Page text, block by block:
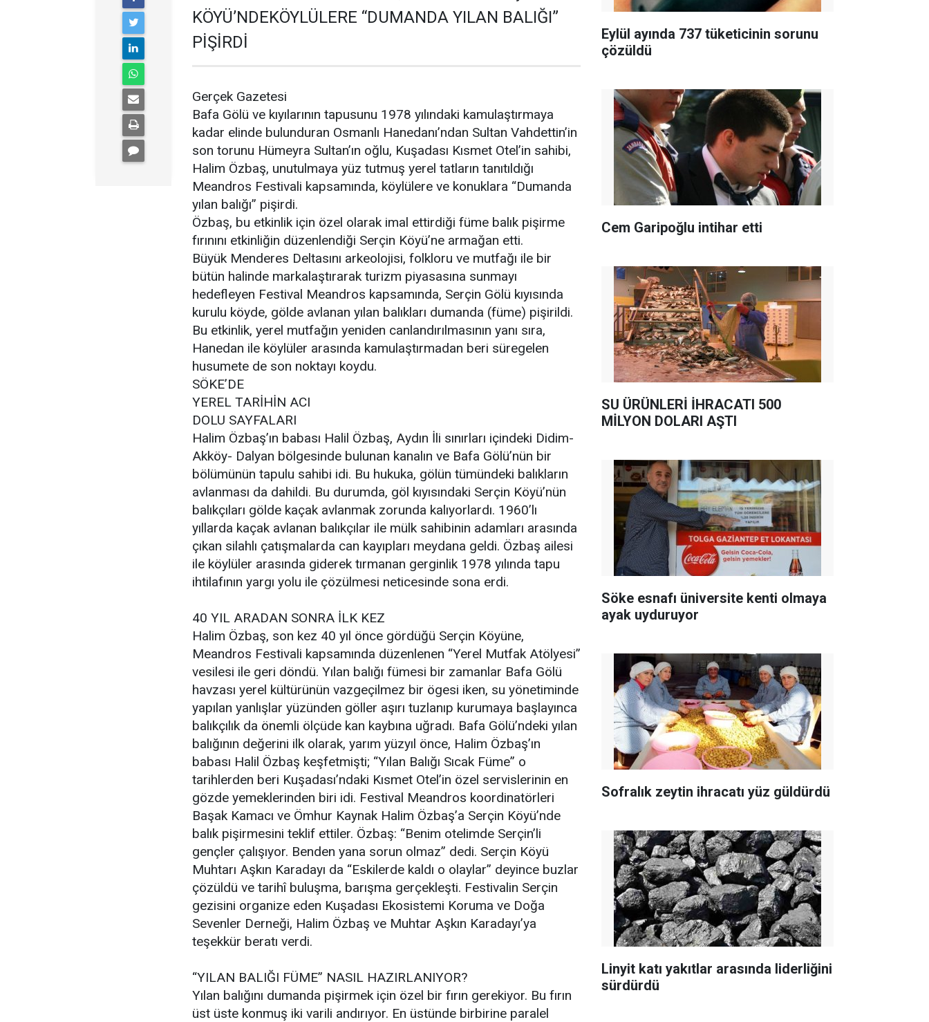
KÖYÜ’NDEKÖYLÜLERE “DUMANDA YILAN BALIĞI”
PİŞİRDİ
Gerçek Gazetesi
Bafa Gölü ve kıyılarının tapusunu 1978 yılındaki kamulaştırmaya
kadar elinde bulunduran Osmanlı Hanedanı’ndan Sultan Vahdettin’in
son torunu Hümeyra Sultan’ın oğlu, Kuşadası Kısmet Otel’in sahibi,
Halim Özbaş, unutulmaya yüz tutmuş yerel tatların tanıtıldığı
Meandros Festivali kapsamında, köylülere ve konuklara “Dumanda
yılan balığı” pişirdi.
Özbaş, bu etkinlik için özel olarak imal ettirdiği füme balık pişirme
fırınını etkinliğin düzenlendiği Serçin Köyü’ne armağan etti.
Büyük Menderes Deltasını arkeolojisi, folkloru ve mutfağı ile bir
bütün halinde markalaştırarak turizm piyasasına sunmayı
hedefleyen Festival Meandros kapsamında, Serçin Gölü kıyısında
kurulu köyde, gölde avlanan yılan balıkları dumanda (füme) pişirildi.
Bu etkinlik, yerel mutfağın yeniden canlandırılmasının yanı sıra,
Hanedan ile köylüler arasında kamulaştırmadan beri süregelen
husumete de son noktayı koydu.
SÖKE’DE
YEREL TARİHİN ACI
DOLU SAYFALARI
Halim Özbaş’ın babası Halil Özbaş, Aydın İli sınırları içindeki Didim-
Akköy- Dalyan bölgesinde bulunan kanalın ve Bafa Gölü’nün bir
bölümünün tapulu sahibi idi. Bu hukuka, gölün tümündeki balıkların
avlanması da dahildi. Bu durumda, göl kıyısındaki Serçin Köyü’nün
balıkçıları gölde kaçak avlanmak zorunda kalıyorlardı. 1960’lı
yıllarda kaçak avlanan balıkçılar ile mülk sahibinin adamları arasında
çıkan silahlı çatışmalarda can kayıpları meydana geldi. Özbaş ailesi
ile köylüler arasında giderek tırmanan gerginlik 1978 yılında tapu
ihtilafının yargı yolu ile çözülmesi neticesinde sona erdi.
40 YIL ARADAN SONRA İLK KEZ
Halim Özbaş, son kez 40 yıl önce gördüğü Serçin Köyüne,
Meandros Festivali kapsamında düzenlenen “Yerel Mutfak Atölyesi”
vesilesi ile geri döndü. Yılan balığı fümesi bir zamanlar Bafa Gölü
havzası yerel kültürünün vazgeçilmez bir ögesi iken, su yönetiminde
yapılan yanlışlar yüzünden göller aşırı tuzlanıp kurumaya başlayınca
balıkçılık da önemli ölçüde kan kaybına uğradı. Bafa Gölü’ndeki yılan
balığının değerini ilk olarak, yarım yüzyıl önce, Halim Özbaş’ın
babası Halil Özbaş keşfetmişti; “Yılan Balığı Sıcak Füme” o
tarihlerden beri Kuşadası’ndaki Kısmet Otel’in özel servislerinin en
gözde yemeklerinden biri idi. Festival Meandros koordinatörleri
Başak Kamacı ve Ömhur Kaynak Halim Özbaş’a Serçin Köyü’nde
balık pişirmesini teklif ettiler. Özbaş: “Benim otelimde Serçin’li
gençler çalışıyor. Benden yana sorun olmaz” dedi. Serçin Köyü
Muhtarı Aşkın Karadayı da “Eskilerde kaldı o olaylar” deyince buzlar
çözüldü ve tarihî buluşma, barışma gerçekleşti. Festivalin Serçin
gezisini organize eden Kuşadası Ekosistemi Koruma ve Doğa
Sevenler Derneği, Halim Özbaş ve Muhtar Aşkın Karadayı’ya
teşekkür beratı verdi.
“YILAN BALIĞI FÜME” NASIL HAZIRLANIYOR?
Yılan balığını dumanda pişirmek için özel bir fırın gerekiyor. Bu fırın
üst üste konmuş iki varili andırıyor. En üstünde birbirine paralel
Eylül ayında 737 tüketicinin sorunu
çözüldü
Cem Garipoğlu intihar etti
SU ÜRÜNLERİ İHRACATI 500
MİLYON DOLARI AŞTI
Söke esnafı üniversite kenti olmaya
ayak uyduruyor
Sofralık zeytin ihracatı yüz güldürdü
Linyit katı yakıtlar arasında liderliğini
sürdürdü